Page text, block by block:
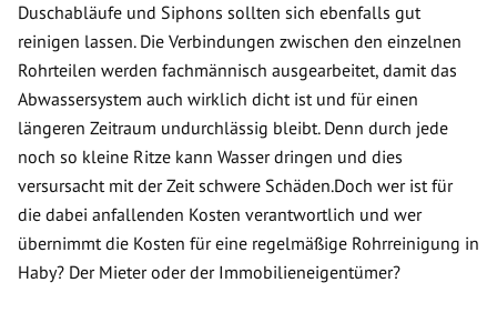
Duschabläufe und Siphons sollten sich ebenfalls gut
reinigen lassen. Die Verbindungen zwischen den einzelnen
Rohrteilen werden fachmännisch ausgearbeitet, damit das
Abwassersystem auch wirklich dicht ist und für einen
längeren Zeitraum undurchlässig bleibt. Denn durch jede
noch so kleine Ritze kann Wasser dringen und dies
versursacht mit der Zeit schwere Schäden.Doch wer ist für
die dabei anfallenden Kosten verantwortlich und wer
übernimmt die Kosten für eine regelmäßige Rohrreinigung in
Haby? Der Mieter oder der Immobilieneigentümer?